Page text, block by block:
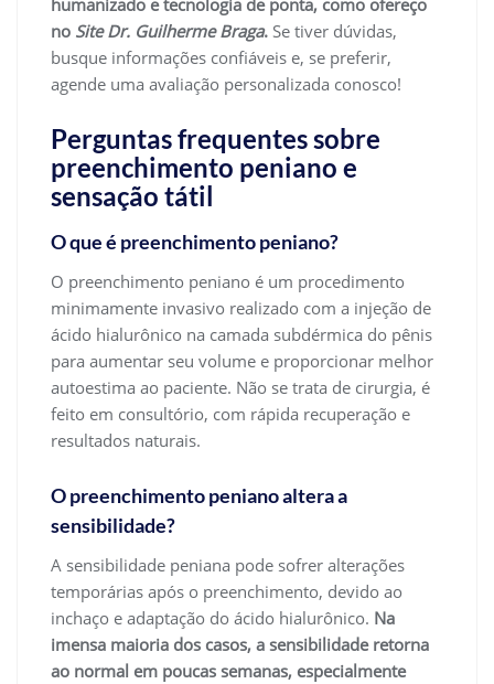
no Site Dr. Guilherme Braga. Se tiver dúvidas,
busque informações confiáveis e, se preferir,
agende uma avaliação personalizada conosco!
Perguntas frequentes sobre
preenchimento peniano e
sensação tátil
O que é preenchimento peniano?
O preenchimento peniano é um procedimento
minimamente invasivo realizado com a injeção de
ácido hialurônico na camada subdérmica do pênis
para aumentar seu volume e proporcionar melhor
autoestima ao paciente. Não se trata de cirurgia, é
feito em consultório, com rápida recuperação e
resultados naturais.
O preenchimento peniano altera a
sensibilidade?
A sensibilidade peniana pode sofrer alterações
temporárias após o preenchimento, devido ao
inchaço e adaptação do ácido hialurônico. Na
imensa maioria dos casos, a sensibilidade retorna
ao normal em poucas semanas, especialmente